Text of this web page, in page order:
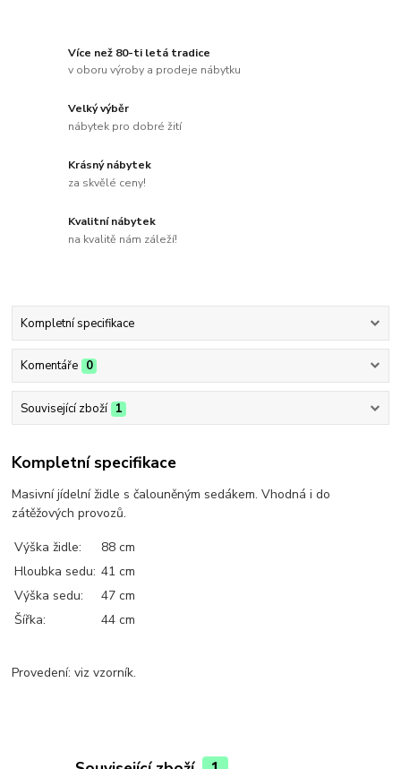
Více než 80-ti letá tradice
v oboru výroby a prodeje nábytku
Velký výběr
nábytek pro dobré žití
Krásný nábytek
za skvělé ceny!
Kvalitní nábytek
na kvalitě nám záleží!
Kompletní specifikace
Komentáře 0
Související zboží 1
Kompletní specifikace
Masivní jídelní židle s čalouněným sedákem. Vhodná i do
zátěžových provozů.
Výška židle:
88 cm
Hloubka sedu: 41 cm
Výška sedu:
47 cm
Šířka:
44 cm
Provedení: viz vzorník.